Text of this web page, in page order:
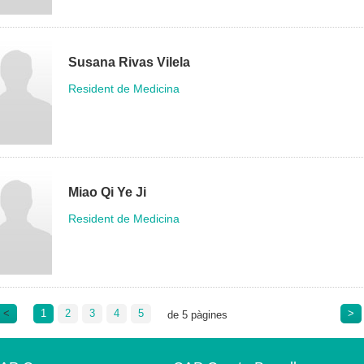
Susana Rivas Vilela
Resident de Medicina
Miao Qi Ye Ji
Resident de Medicina
< 1 2 3 4 5 de 5 pàgines >